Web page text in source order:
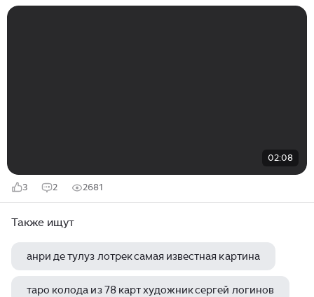
02:08
3 2 2681
Также ищут
анри де тулуз лотрек самая известная картина
таро колода из 78 карт художник сергей логинов